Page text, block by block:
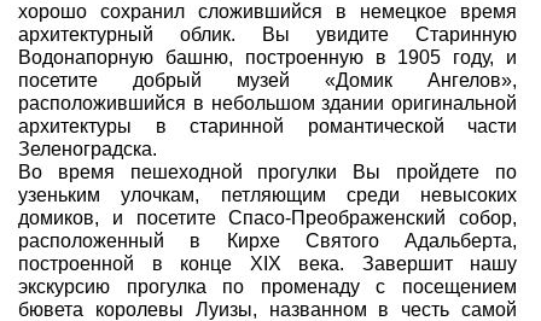
Туристическая страховка
Услуги
О компании
Отзывы
хорошо сохранил сложившийся в немецкое время
архитектурный облик. Вы увидите Старинную
Водонапорную башню, построенную в 1905 году, и
посетите добрый музей «Домик Ангелов»,
расположившийся в небольшом здании оригинальной
архитектуры в старинной романтической части
Зеленоградска.
Во время пешеходной прогулки Вы пройдете по
узеньким улочкам, петляющим среди невысоких
домиков, и посетите Спасо-Преображенский собор,
расположенный в Кирхе Святого Адальберта,
построенной в конце XIX века. Завершит нашу
экскурсию прогулка по променаду с посещением
бювета королевы Луизы, названном в честь самой